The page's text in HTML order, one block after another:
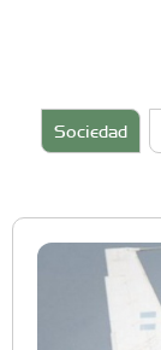
Sociedad